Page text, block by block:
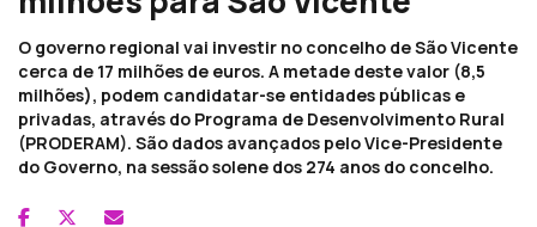
O governo regional vai investir no concelho de São Vicente
cerca de 17 milhões de euros. A metade deste valor (8,5
milhões), podem candidatar-se entidades públicas e
privadas, através do Programa de Desenvolvimento Rural
(PRODERAM). São dados avançados pelo Vice-Presidente
do Governo, na sessão solene dos 274 anos do concelho.